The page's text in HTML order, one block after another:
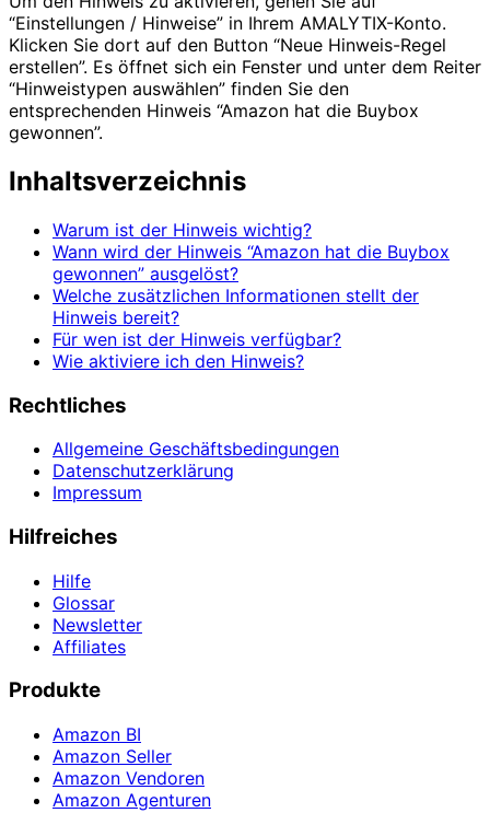
“Einstellungen / Hinweise” in Ihrem AMALYTIX-Konto.
Klicken Sie dort auf den Button “Neue Hinweis-Regel
erstellen”. Es öffnet sich ein Fenster und unter dem Reiter
“Hinweistypen auswählen” finden Sie den
entsprechenden Hinweis “Amazon hat die Buybox
gewonnen”.
Inhaltsverzeichnis
Warum ist der Hinweis wichtig?
Wann wird der Hinweis “Amazon hat die Buybox
gewonnen” ausgelöst?
Welche zusätzlichen Informationen stellt der
Hinweis bereit?
Für wen ist der Hinweis verfügbar?
Wie aktiviere ich den Hinweis?
Rechtliches
Allgemeine Geschäftsbedingungen
Datenschutzerklärung
Impressum
Hilfreiches
Hilfe
Glossar
Newsletter
Affiliates
Produkte
Amazon BI
Amazon Seller
Amazon Vendoren
Amazon Agenturen